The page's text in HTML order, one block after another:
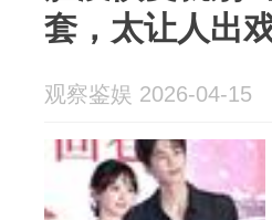
套，太让人出
观察鉴娱 2026-04-15